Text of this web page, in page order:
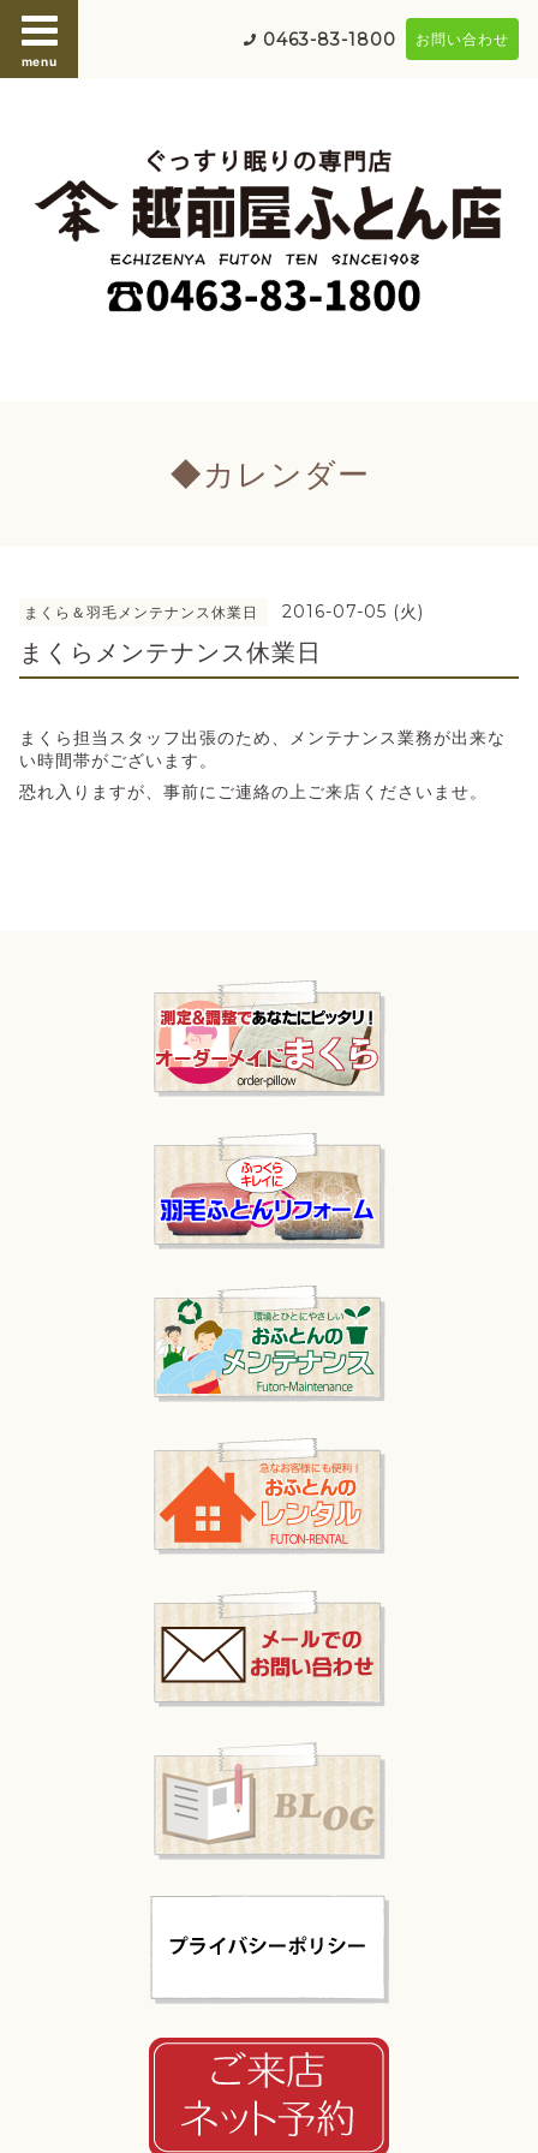
menu
0463-83-1800 お問い合わせ
◆カレンダー
まくら＆羽毛メンテナンス休業日 2016-07-05 (火)
まくらメンテナンス休業日
まくら担当スタッフ出張のため、メンテナンス業務が出来な
い時間帯がございます。
恐れ入りますが、事前にご連絡の上ご来店くださいませ。